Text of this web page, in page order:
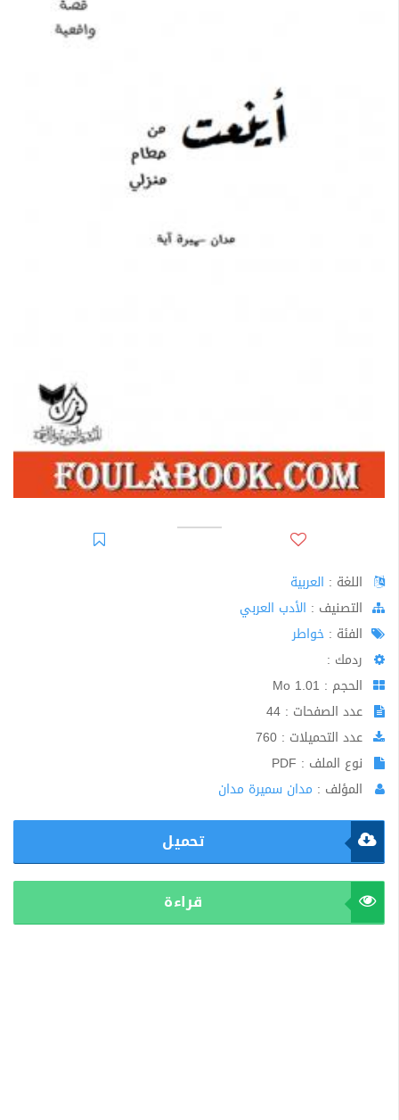
اللغة : العربية
اﻟﺘﺼﻨﻴﻒ : الأدب العربي
الفئة : خواطر
ردمك :
الحجم : 1.01 Mo
عدد الصفحات : 44
عدد التحميلات : 760
نوع الملف : PDF
المؤلف : مدان سميرة مدان
تحميل
قراءة